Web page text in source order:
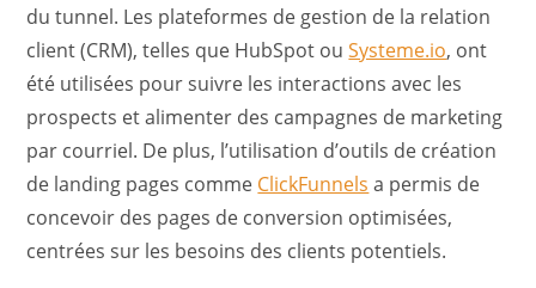
du tunnel. Les plateformes de gestion de la relation
client (CRM), telles que HubSpot ouSysteme.io, ont
été utilisées pour suivre les interactions avec les
prospects et alimenter des campagnes de marketing
par courriel. De plus, l’utilisation d’outils de création
de landing pages comme ClickFunnels a permis de
concevoir des pages de conversion optimisées,
centrées sur les besoins des clients potentiels.